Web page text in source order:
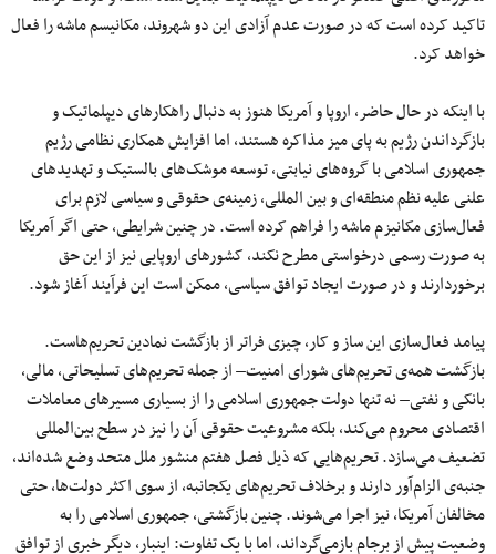
تاکید کرده است که در صورت عدم آزادی این دو شهروند، مکانیسم ماشه را فعال
خواهد کرد.
با اینکه در حال حاضر، اروپا و آمریکا هنوز به‌ دنبال راهکارهای دیپلماتیک و
بازگرداندن رژیم به پای میز مذاکره هستند، اما افزایش همکاری نظامی رژیم
جمهوری اسلامی با گروه‌های نیابتی، توسعه موشک‌های بالستیک و تهدیدهای
علنی علیه نظم منطقه‌ای و بین المللی، زمینه‌ی حقوقی و سیاسی لازم برای
فعال‌سازی مکانیزم ماشه را فراهم کرده است. در چنین شرایطی، حتی اگر آمریکا
به‌ صورت رسمی درخواستی مطرح نکند، کشورهای اروپایی نیز از این حق
برخوردارند و در صورت ایجاد توافق سیاسی، ممکن است این فرآیند آغاز شود.
پیامد فعال‌سازی این ساز و کار، چیزی فراتر از بازگشت نمادین تحریم‌هاست.
بازگشت همه‌ی تحریم‌های شورای امنیت– از جمله تحریم‌های تسلیحاتی، مالی،
بانکی و نفتی– نه تنها دولت جمهوری اسلامی را از بسیاری مسیرهای معاملات
اقتصادی محروم می‌کند، بلکه مشروعیت حقوقی آن را نیز در سطح بین‌المللی
تضعیف می‌سازد. تحریم‌هایی که ذیل فصل هفتم منشور ملل متحد وضع شده‌اند،
جنبه‌ی الزام‌آور دارند و برخلاف تحریم‌های یکجانبه، از سوی اکثر دولت‌ها، حتی
مخالفان آمریکا، نیز اجرا می‌شوند. چنین بازگشتی، جمهوری اسلامی را به
وضعیت پیش از برجام بازمی‌گرداند، اما با یک تفاوت: اینبار، دیگر خبری از توافق